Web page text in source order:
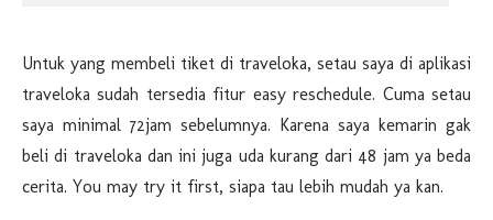
Untuk yang membeli tiket di traveloka, setau saya di aplikasi
traveloka sudah tersedia fitur easy reschedule. Cuma setau
saya minimal 72jam sebelumnya. Karena saya kemarin gak
beli di traveloka dan ini juga uda kurang dari 48 jam ya beda
cerita. You may try it first, siapa tau lebih mudah ya kan.